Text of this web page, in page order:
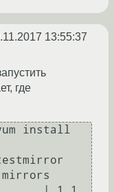
13:55:37
где
install